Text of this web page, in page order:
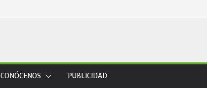
CONÓCENOS PUBLICIDAD